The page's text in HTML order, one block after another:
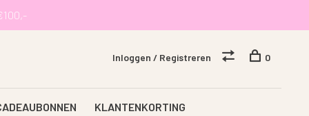
KLANTENKORTING
Inloggen / Registreren 0